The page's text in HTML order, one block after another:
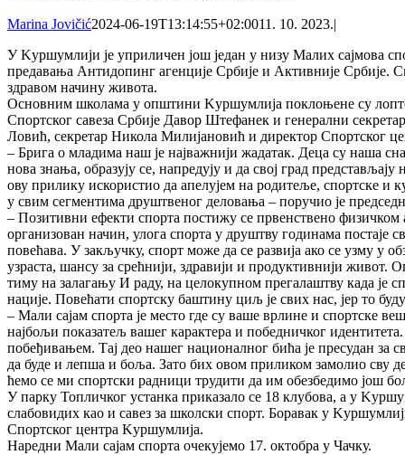
Marina Jovičić2024-06-19T13:14:55+02:0011. 10. 2023.|
У Kуршумлији је уприличен још један у низу Малих сајмова
предавања Антидопинг агенције Србије и Активније Србије.
здравом начину живота.
Основним школама у општини Kуршумлија поклоњене су
Спортског савеза Србије Давор Штефанек и генерални
Ловић, секретар Никола Милијановић и директор Спортског
– Брига о младима наш је најважнији жадатак. Деца су наша
нова знања, образују се, напредују и да свој град
ову прилику искористио да апелујем на родитеље, спортске
у свим сегментима друштвеног деловања – поручио је
– Позитивни ефекти спорта постижу се првенствено физичком
организован начин, улога спорта у друштву годинама постаје
повећава. У закључку, спорт може да се развија ако се узму
узраста, шансу за срећнији, здравији и продуктивнији
тиму на залагању И раду, на целокупном прегалаштву када је
нације. Повећати спортску баштину циљ је свих нас, јер то
– Мали сајам спорта је место где су ваше врлине и спортске
најбољи показатељ вашег карактера и победничког
побеђивањем. Тај део нашег националног бића је пресудан за
да буде и лепша и боља. Зато бих овом приликом замолио сву
ћемо се ми спортски радници трудити да им обезбедимо још
У парку Топличког устанка приказало се 18 клубова, а у
слабовидих као и савез за школски спорт. Боравак у
Спортског центра Kуршумлија.
Наредни Мали сајам спорта очекујемо 17. октобра у Чачку.